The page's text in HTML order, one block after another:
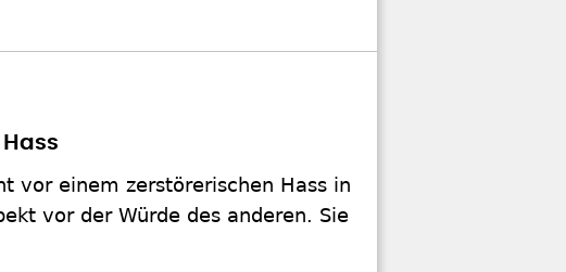
vor einem zerstörerischen Hass in
vor der Würde des anderen. Sie